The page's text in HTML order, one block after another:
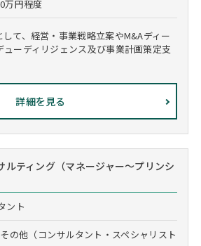
万円程度
て、経営・事業戦略立案やM&Aディー
ーディリジェンス及び事業計画策定支
詳細を見る
ルティング（マネージャー～プリンシ
ント
の他（コンサルタント・スペシャリスト